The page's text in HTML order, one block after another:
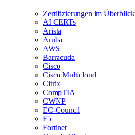
Zertifizierungen im Überblick
AI CERTs
Arista
Aruba
AWS
Barracuda
Cisco
Cisco Multicloud
Citrix
CompTIA
CWNP
EC-Council
F5
Fortinet